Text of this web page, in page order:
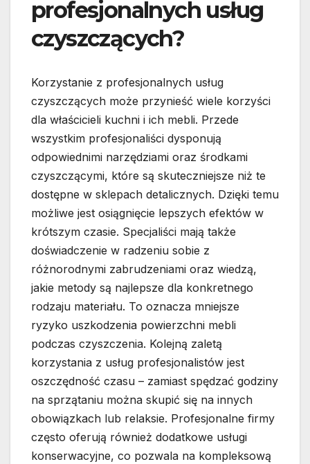
profesjonalnych usług
czyszczących?
Korzystanie z profesjonalnych usług
czyszczących może przynieść wiele korzyści
dla właścicieli kuchni i ich mebli. Przede
wszystkim profesjonaliści dysponują
odpowiednimi narzędziami oraz środkami
czyszczącymi, które są skuteczniejsze niż te
dostępne w sklepach detalicznych. Dzięki temu
możliwe jest osiągnięcie lepszych efektów w
krótszym czasie. Specjaliści mają także
doświadczenie w radzeniu sobie z
różnorodnymi zabrudzeniami oraz wiedzą,
jakie metody są najlepsze dla konkretnego
rodzaju materiału. To oznacza mniejsze
ryzyko uszkodzenia powierzchni mebli
podczas czyszczenia. Kolejną zaletą
korzystania z usług profesjonalistów jest
oszczędność czasu – zamiast spędzać godziny
na sprzątaniu można skupić się na innych
obowiązkach lub relaksie. Profesjonalne firmy
często oferują również dodatkowe usługi
konserwacyjne, co pozwala na kompleksową